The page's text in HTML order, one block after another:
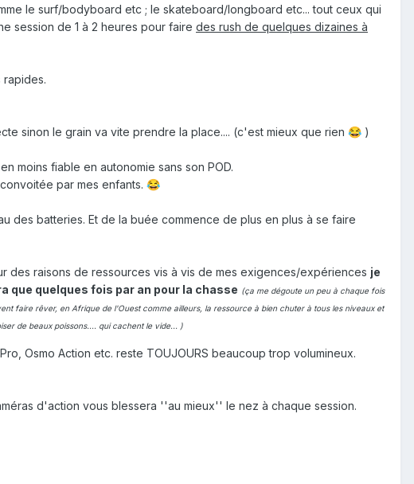
le surf/bodyboard etc ; le skateboard/longboard etc... tout ceux qui
session de 1 à 2 heures pour faire des rush de quelques dizaines à
rapides.
sinon le grain va vite prendre la place.... (c'est mieux que rien 😂 )
moins fiable en autonomie sans son POD.
par mes enfants. 😂
des batteries. Et de la buée commence de plus en plus à se faire
des raisons de ressources vis à vis de mes exigences/expériences je
que quelques fois par an pour la chasse (ça me dégoute un peu à chaque fois
faire rêver, en Afrique de l'Ouest comme ailleurs, la ressource à bien chuter à tous les niveaux et
de beaux poissons.... qui cachent le vide... )
Osmo Action etc. reste TOUJOURS beaucoup trop volumineux.
d'action vous blessera ''au mieux'' le nez à chaque session.